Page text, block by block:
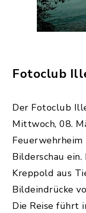
Fotoclub
Der Fotoclub
Mittwoch, 08.
Bilderschau
Kreppold aus
Bildeindrücke
Die Reise führt